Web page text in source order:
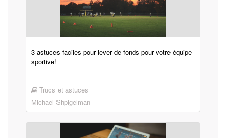
3 astuces faciles pour lever de fonds pour votre équipe
sportive!
Trucs et astuces
Michael Shpigelman